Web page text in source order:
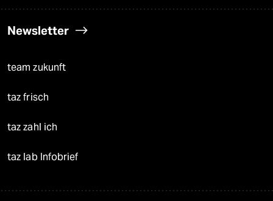
Newsletter
team zukunft
taz frisch
taz zahl ich
taz lab Infobrief